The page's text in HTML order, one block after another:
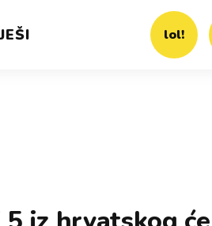
lol!